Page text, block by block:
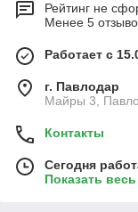
Рейтинг не
Менее 5
Работает с
г. Павлодар
Майры 3,
Контакты
Сегодня
Показать